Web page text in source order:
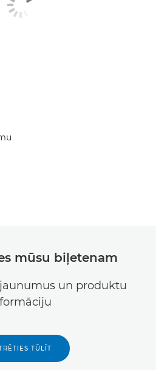
mūsu biļetenam
un produktu
TŪLĪT